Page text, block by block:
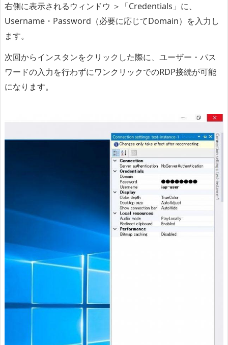
右側に表示されるウィンドウ ＞「Credentials」に、
Username・Password（必要に応じてDomain）を入力し
ます。
次回からインスタンをクリックした際に、ユーザー・パス
ワードの入力を行わずにワンクリックでのRDP接続が可能
になります。